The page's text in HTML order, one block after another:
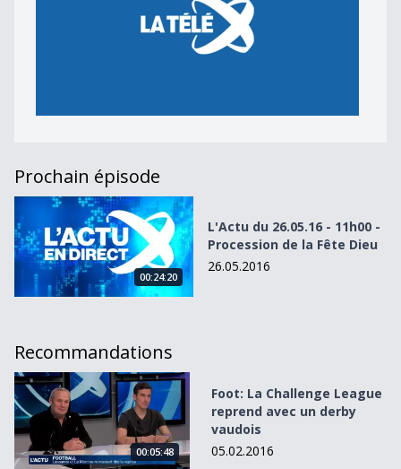
Prochain épisode
L&#039;Actu du 26.05.16 - 11h00 - Procession de la Fête
00:24:20
L'Actu du 26.05.16 - 11h00 -
Procession de la Fête Dieu
26.05.2016
Recommandations
Foot: La Challenge League reprend avec un derby vaudois
00:05:48
Foot: La Challenge League
reprend avec un derby
vaudois
05.02.2016